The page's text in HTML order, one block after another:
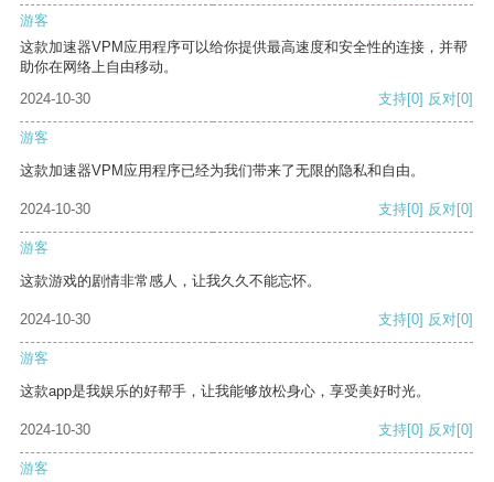
游客
这款加速器VPM应用程序可以给你提供最高速度和安全性的连接，并帮
助你在网络上自由移动。
2024-10-30
支持[0] 反对[0]
游客
这款加速器VPM应用程序已经为我们带来了无限的隐私和自由。
2024-10-30 支持[0] 反对[0]
游客
这款游戏的剧情非常感人，让我久久不能忘怀。
2024-10-30 支持[0] 反对[0]
游客
这款app是我娱乐的好帮手，让我能够放松身心，享受美好时光。
2024-10-30 支持[0] 反对[0]
游客